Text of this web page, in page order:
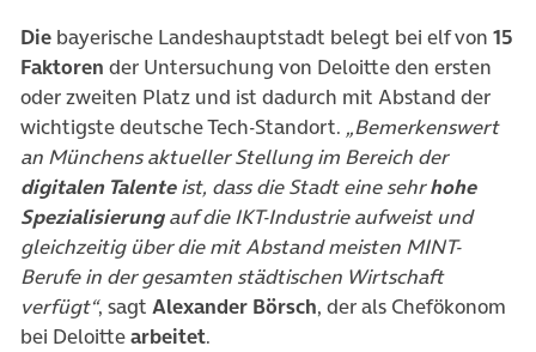
Die bayerische Landeshauptstadt belegt bei elf von 15
Faktoren der Untersuchung von Deloitte den ersten
oder zweiten Platz und ist dadurch mit Abstand der
wichtigste deutsche Tech-Standort. „Bemerkenswert
an Münchens aktueller Stellung im Bereich der
digitalen Talenteist, dass die Stadt eine sehrhohe
Spezialisierungauf die IKT-Industrie aufweist und
gleichzeitig über die mit Abstand meisten MINT-
Berufe in der gesamten städtischen Wirtschaft
verfügt“, sagt Alexander Börsch, der als Chefökonom
bei Deloittearbeitet.